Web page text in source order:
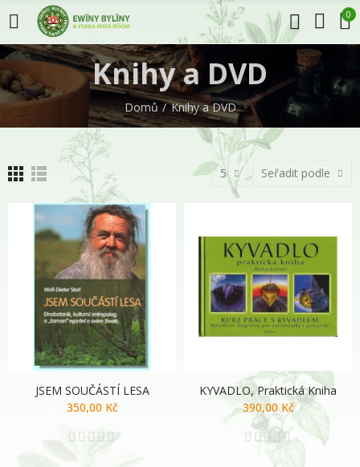
0
Knihy a DVD
Domů Knihy a DVD
5 Seřadit podle
JSEM SOUČÁSTÍ LESA
350,00 Kč
KYVADLO, Praktická Kniha
390,00 Kč